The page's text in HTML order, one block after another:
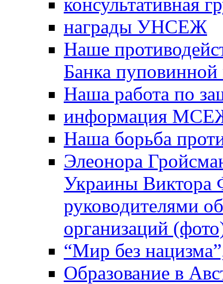
награды УНСЕЖ
Наше
Банка
Наша работа по
информация
Наша борьба
Элеонора
Украины Виктора
руководителями
организаций
“Мир без
Образование в